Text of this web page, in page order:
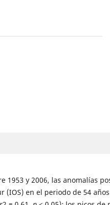
1953 y 2006, las anomalías
en el periodo de 54